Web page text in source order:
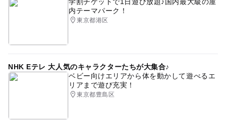
内テーマパーク！
東京都港区
NHK Eテレ 大人気のキャラクターたちが大集合♪
ベビー向けエリアから体を動かして遊べるエ
リアまで遊び充実！
東京都豊島区